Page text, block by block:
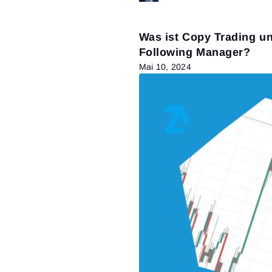
Was ist Copy Trading
Following Manager?
Mai 10, 2024